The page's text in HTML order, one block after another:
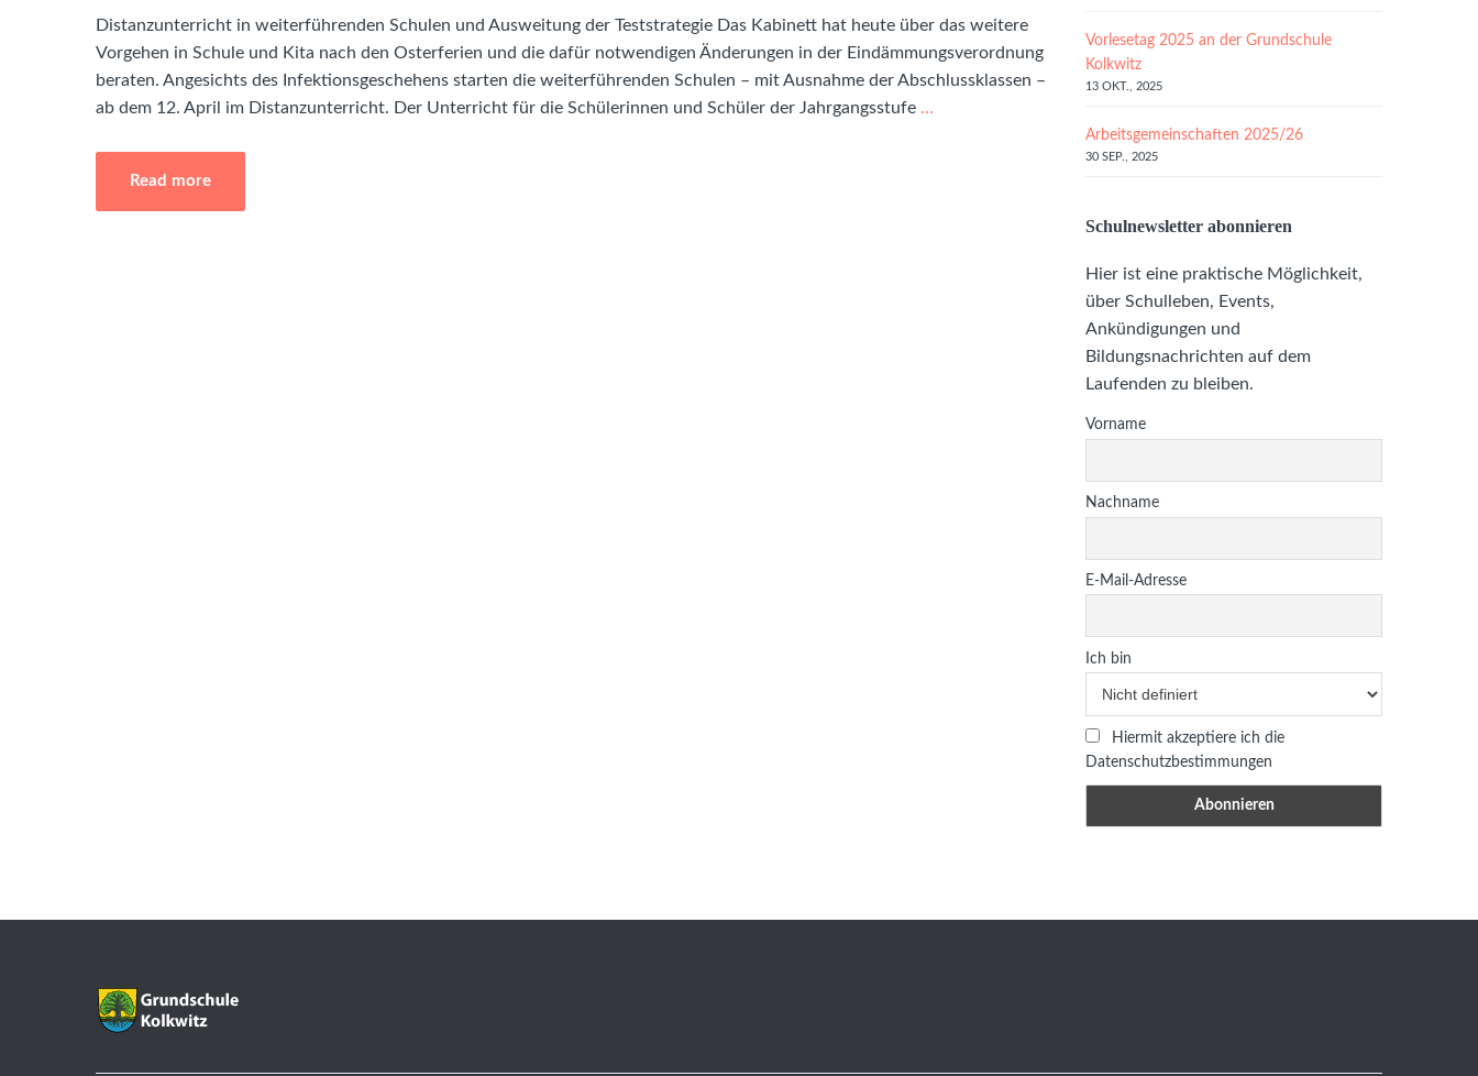
Distanzunterricht in weiterführenden Schulen und Ausweitung der Teststrategie Das Kabinett hat heute über das weitere
Vorgehen in Schule und Kita nach den Osterferien und die dafür notwendigen Änderungen in der Eindämmungsverordnung
beraten. Angesichts des Infektionsgeschehens starten die weiterführenden Schulen – mit Ausnahme der Abschlussklassen –
ab dem 12. April im Distanzunterricht. Der Unterricht für die Schülerinnen und Schüler der Jahrgangsstufe …
Read more
Vorlesetag 2025 an der Grundschule
Kolkwitz
13 OKT., 2025
Arbeitsgemeinschaften 2025/26
30 SEP., 2025
Schulnewsletter abonnieren
Hier ist eine praktische Möglichkeit,
über Schulleben, Events,
Ankündigungen und
Bildungsnachrichten auf dem
Laufenden zu bleiben.
Vorname
Nachname
E-Mail-Adresse
Ich bin
Hiermit akzeptiere ich die
Datenschutzbestimmungen